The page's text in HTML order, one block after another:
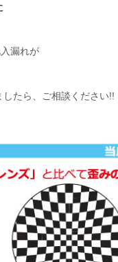
漏れが
したら、ご相談ください!!